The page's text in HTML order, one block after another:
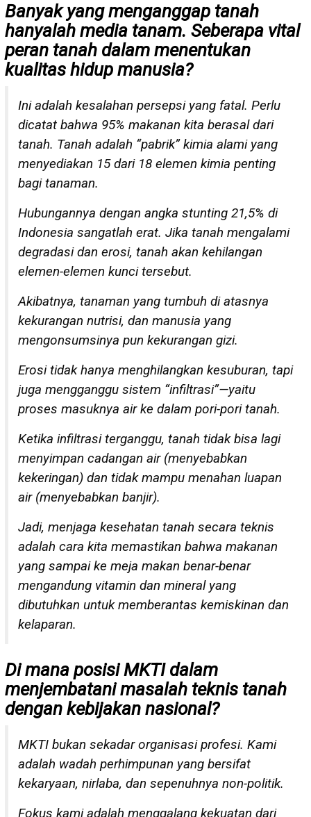
Banyak yang menganggap tanah
hanyalah media tanam. Seberapa vital
peran tanah dalam menentukan
kualitas hidup manusia?
Ini adalah kesalahan persepsi yang fatal. Perlu
dicatat bahwa 95% makanan kita berasal dari
tanah. Tanah adalah “pabrik” kimia alami yang
menyediakan 15 dari 18 elemen kimia penting
bagi tanaman.
Hubungannya dengan angka stunting 21,5% di
Indonesia sangatlah erat. Jika tanah mengalami
degradasi dan erosi, tanah akan kehilangan
elemen-elemen kunci tersebut.
Akibatnya, tanaman yang tumbuh di atasnya
kekurangan nutrisi, dan manusia yang
mengonsumsinya pun kekurangan gizi.
Erosi tidak hanya menghilangkan kesuburan, tapi
juga mengganggu sistem “infiltrasi”—yaitu
proses masuknya air ke dalam pori-pori tanah.
Ketika infiltrasi terganggu, tanah tidak bisa lagi
menyimpan cadangan air (menyebabkan
kekeringan) dan tidak mampu menahan luapan
air (menyebabkan banjir).
Jadi, menjaga kesehatan tanah secara teknis
adalah cara kita memastikan bahwa makanan
yang sampai ke meja makan benar-benar
mengandung vitamin dan mineral yang
dibutuhkan untuk memberantas kemiskinan dan
kelaparan.
Di mana posisi MKTI dalam
menjembatani masalah teknis tanah
dengan kebijakan nasional?
MKTI bukan sekadar organisasi profesi. Kami
adalah wadah perhimpunan yang bersifat
kekaryaan, nirlaba, dan sepenuhnya non-politik.
Fokus kami adalah menggalang kekuatan dari